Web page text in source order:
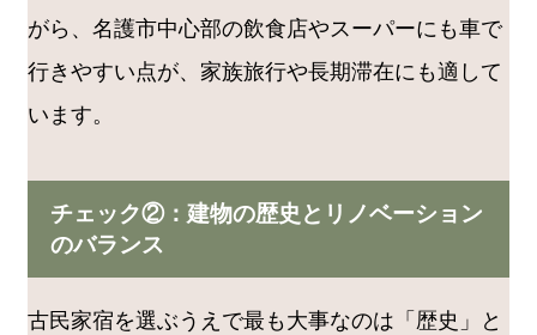
がら、名護市中心部の飲食店やスーパーにも車で
行きやすい点が、家族旅行や長期滞在にも適して
います。
チェック②：建物の歴史とリノベーション
のバランス
古民家宿を選ぶうえで最も大事なのは「歴史」と